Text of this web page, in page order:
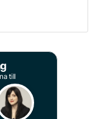
till